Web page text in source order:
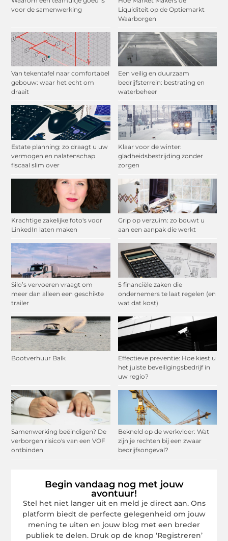
voor de samenwerking
Liquiditeit op de Optiemarkt
Waarborgen
Van tekentafel naar comfortabel
gebouw: waar het echt om
draait
Een veilig en duurzaam
bedrijfsterrein: bestrating en
waterbeheer
Estate planning: zo draagt u uw
vermogen en nalatenschap
fiscaal slim over
Klaar voor de winter:
gladheidsbestrijding zonder
zorgen
Krachtige zakelijke foto's voor
LinkedIn laten maken
Grip op verzuim: zo bouwt u
aan een aanpak die werkt
Silo’s vervoeren vraagt om
meer dan alleen een geschikte
trailer
5 financiële zaken die
ondernemers te laat regelen (en
wat dat kost)
Bootverhuur Balk
Effectieve preventie: Hoe kiest u
het juiste beveiligingsbedrijf in
uw regio?
Samenwerking beëindigen? De
verborgen risico's van een VOF
ontbinden
Bekneld op de werkvloer: Wat
zijn je rechten bij een zwaar
bedrijfsongeval?
Begin vandaag nog met jouw
avontuur!
Stel het niet langer uit en meld je direct aan. Ons
platform biedt de perfecte gelegenheid om jouw
mening te uiten en jouw blog met een breder
publiek te delen. Druk op de knop ‘Registreren’